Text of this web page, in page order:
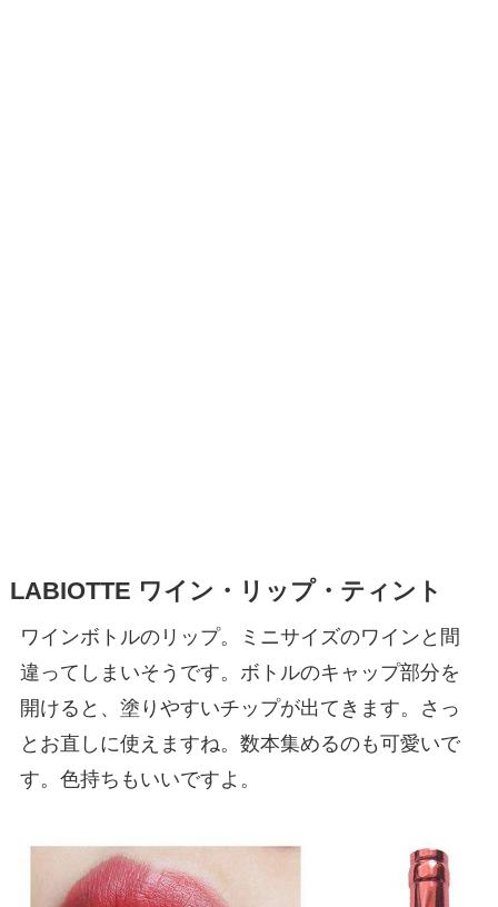
LABIOTTE ワイン・リップ・ティント
ワインボトルのリップ。ミニサイズのワインと間
違ってしまいそうです。ボトルのキャップ部分を
開けると、塗りやすいチップが出てきます。さっ
とお直しに使えますね。数本集めるのも可愛いで
す。色持ちもいいですよ。